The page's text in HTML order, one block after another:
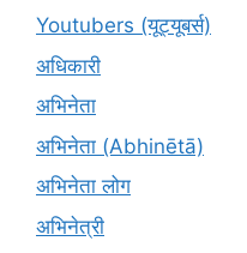
Youtubers (यूट्यूबर्स)
अधिकारी
अभिनेता
अभिनेता (Abhinētā)
अभिनेता लोग
अभिनेत्री